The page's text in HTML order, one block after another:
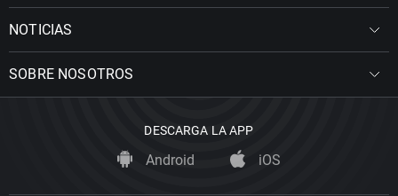
NOTICIAS
SOBRE NOSOTROS
DESCARGA LA APP
Android iOS